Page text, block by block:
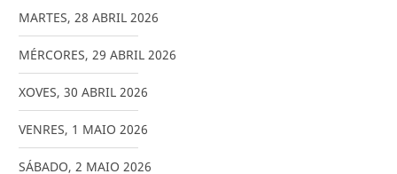
MARTES, 28 ABRIL 2026
MÉRCORES, 29 ABRIL 2026
XOVES, 30 ABRIL 2026
VENRES, 1 MAIO 2026
SÁBADO, 2 MAIO 2026